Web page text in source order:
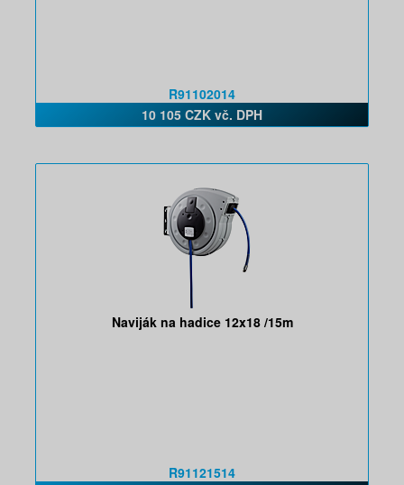
R91102014
10 105 CZK vč. DPH
Naviják na hadice 12x18 /15m
R91121514